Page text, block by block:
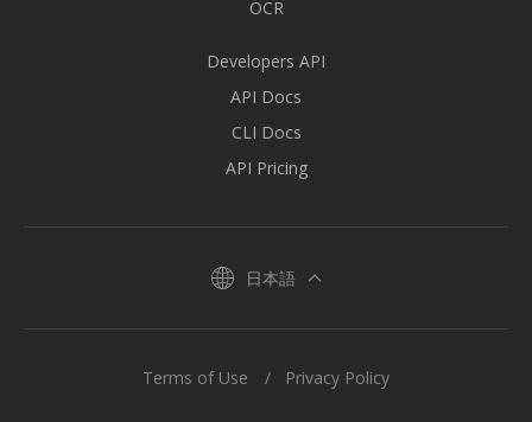
OCR
Developers API
API Docs
CLI Docs
API Pricing
日本語
Terms of Use Privacy Policy